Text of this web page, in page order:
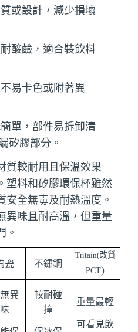
或設計，減少損壞
酸鹼，適合裝飲料
易卡色或附著異
單，部件易拆卸清
矽膠部分。
質較耐用且保溫效果
塑料和矽膠環保杯雖然
安全無毒及耐熱溫度。
異味且耐高溫，但重量
。
瓷 不鏽鋼
Tritain(改質
PCT)
異
味
較耐碰
撞
重量最輕
可看見飲